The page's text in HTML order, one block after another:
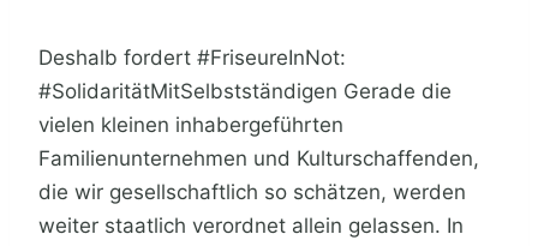
Deshalb fordert #FriseureInNot:
#SolidaritätMitSelbstständigen Gerade die
vielen kleinen inhabergeführten
Familienunternehmen und Kulturschaffenden,
die wir gesellschaftlich so schätzen, werden
weiter staatlich verordnet allein gelassen. In